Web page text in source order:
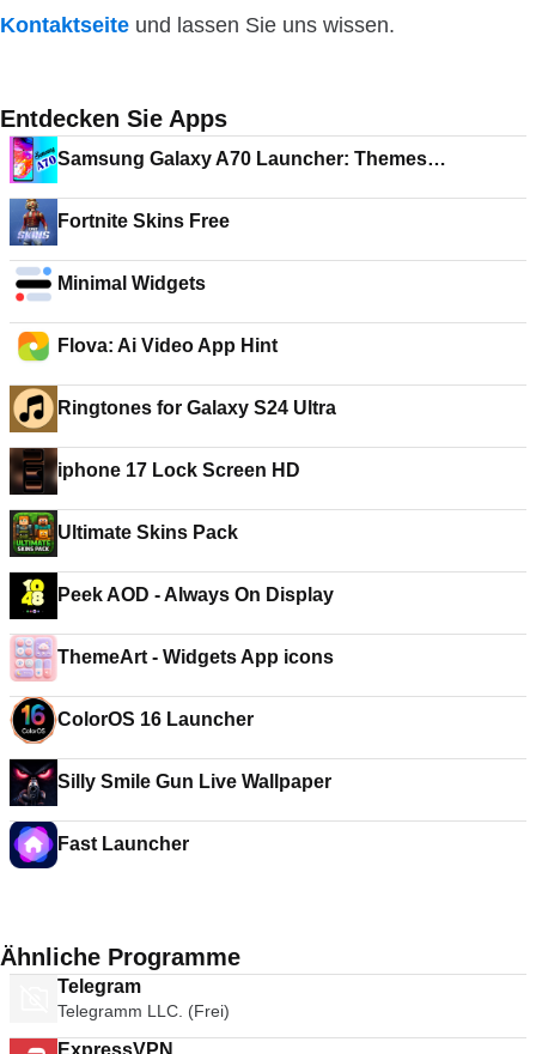
Kontaktseite und lassen Sie uns wissen.
Entdecken Sie Apps
Samsung Galaxy A70 Launcher: Themes
Fortnite Skins Free
Minimal Widgets
Flova: Ai Video App Hint
Ringtones for Galaxy S24 Ultra
iphone 17 Lock Screen HD
Ultimate Skins Pack
Peek AOD - Always On Display
ThemeArt - Widgets App icons
ColorOS 16 Launcher
Silly Smile Gun Live Wallpaper
Fast Launcher
Ähnliche Programme
Telegram
Telegramm LLC. (Frei)
ExpressVPN